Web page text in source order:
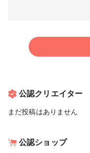
公認クリエイター
まだ投稿はありません
公認ショップ